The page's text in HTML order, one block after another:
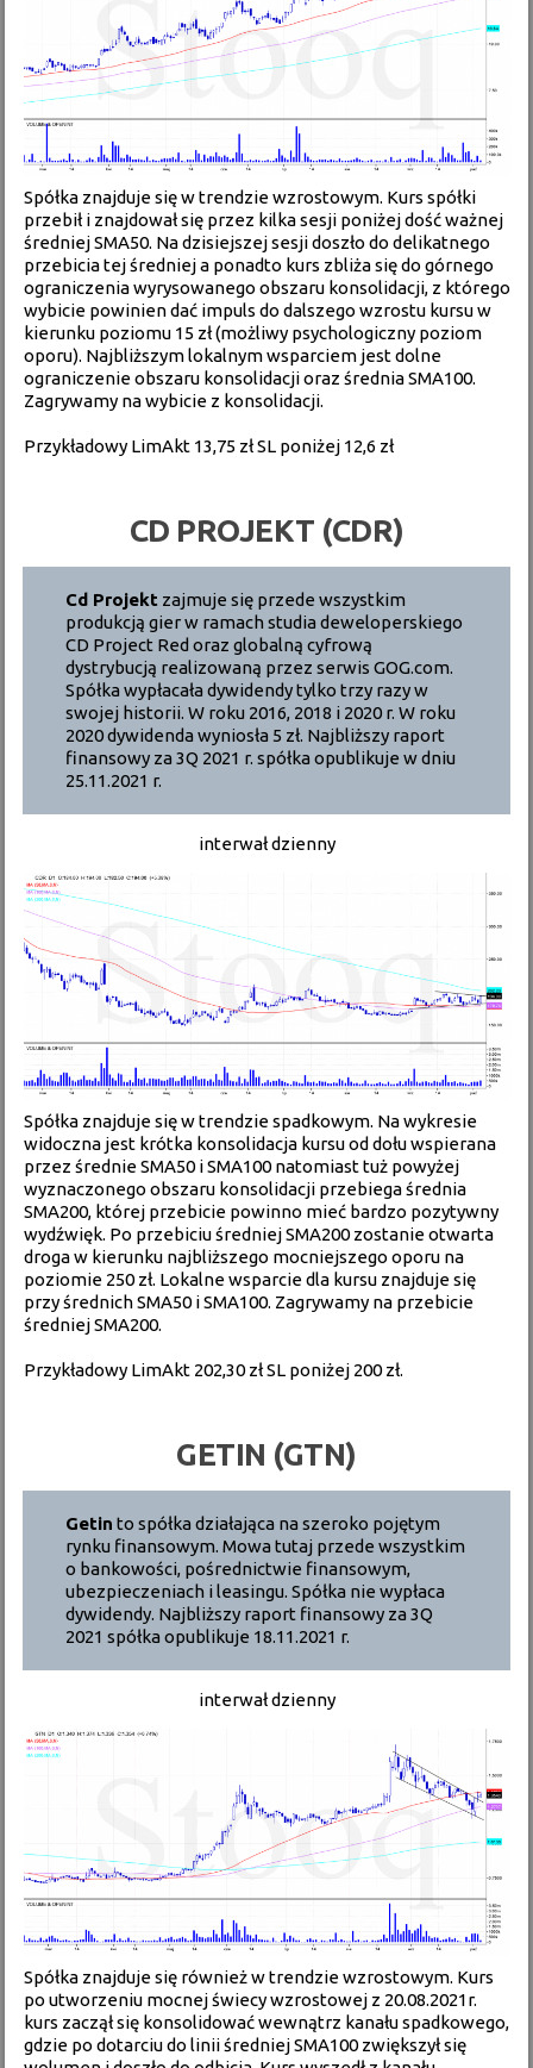
Spółka znajduje się w trendzie wzrostowym. Kurs spółki
przebił i znajdował się przez kilka sesji poniżej dość ważnej
średniej SMA50. Na dzisiejszej sesji doszło do delikatnego
przebicia tej średniej a ponadto kurs zbliża się do górnego
ograniczenia wyrysowanego obszaru konsolidacji, z którego
wybicie powinien dać impuls do dalszego wzrostu kursu w
kierunku poziomu 15 zł (możliwy psychologiczny poziom
oporu). Najbliższym lokalnym wsparciem jest dolne
ograniczenie obszaru konsolidacji oraz średnia SMA100.
Zagrywamy na wybicie z konsolidacji.
Przykładowy LimAkt 13,75 zł SL poniżej 12,6 zł
CD PROJEKT (CDR)
Cd Projekt zajmuje się przede wszystkim
produkcją gier w ramach studia deweloperskiego
CD Project Red oraz globalną cyfrową
dystrybucją realizowaną przez serwis GOG.com.
Spółka wypłacała dywidendy tylko trzy razy w
swojej historii. W roku 2016, 2018 i 2020 r. W roku
2020 dywidenda wyniosła 5 zł. Najbliższy raport
finansowy za 3Q 2021 r. spółka opublikuje w dniu
25.11.2021 r.
interwał dzienny
Spółka znajduje się w trendzie spadkowym. Na wykresie
widoczna jest krótka konsolidacja kursu od dołu wspierana
przez średnie SMA50 i SMA100 natomiast tuż powyżej
wyznaczonego obszaru konsolidacji przebiega średnia
SMA200, której przebicie powinno mieć bardzo pozytywny
wydźwięk. Po przebiciu średniej SMA200 zostanie otwarta
droga w kierunku najbliższego mocniejszego oporu na
poziomie 250 zł. Lokalne wsparcie dla kursu znajduje się
przy średnich SMA50 i SMA100. Zagrywamy na przebicie
średniej SMA200.
Przykładowy LimAkt 202,30 zł SL poniżej 200 zł.
GETIN (GTN)
Getin to spółka działająca na szeroko pojętym
rynku finansowym. Mowa tutaj przede wszystkim
o bankowości, pośrednictwie finansowym,
ubezpieczeniach i leasingu. Spółka nie wypłaca
dywidendy. Najbliższy raport finansowy za 3Q
2021 spółka opublikuje 18.11.2021 r.
interwał dzienny
Spółka znajduje się również w trendzie wzrostowym. Kurs
po utworzeniu mocnej świecy wzrostowej z 20.08.2021r.
kurs zaczął się konsolidować wewnątrz kanału spadkowego,
gdzie po dotarciu do linii średniej SMA100 zwiększył się